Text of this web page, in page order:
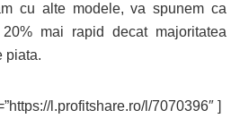
cu alte modele, va spunem ca
mai rapid decat majoritatea
piata.
l.profitshare.ro/l/7070396″ ]